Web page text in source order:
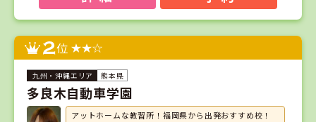
2位
熊本県
多良木自動車学園
アットホームな教習所！福岡県から出発おすすめ校！